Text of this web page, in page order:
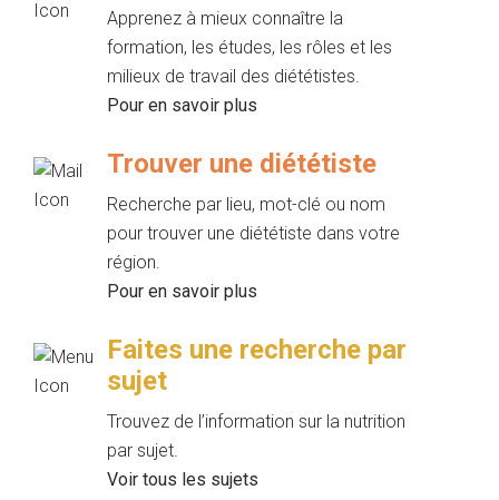
Apprenez à mieux connaître la
formation, les études, les rôles et les
milieux de travail des diététistes.
Pour en savoir plus
Trouver une diététiste
Recherche par lieu, mot-clé ou nom
pour trouver une diététiste dans votre
région.
Pour en savoir plus
Faites une recherche par
sujet
Trouvez de l’information sur la nutrition
par sujet.
Voir tous les sujets